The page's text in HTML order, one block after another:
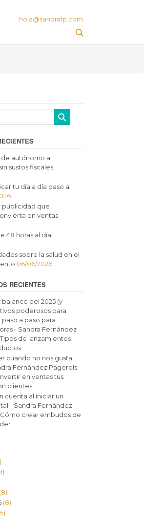
hola@sandrafp.com
autónomo a
sustos fiscales
tu día a día paso a
publicidad que
en ventas
48 horas al día
sobre la salud en el
06/06/2026
RECIENTES
del 2025 (y
poderosos para
a paso para
- Sandra Fernández
Tipos de lanzamientos
cuando no nos gusta
Fernández Pagerols
en ventas tus
clientes
cuenta al iniciar un
- Sandra Fernández
Cómo crear embudos de
(8)